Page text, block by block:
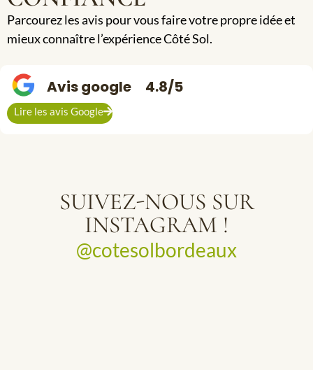
Parcourez les avis pour vous faire votre propre idée et
mieux connaître l’expérience Côté Sol.
Avis google 4.8/5
Lire les avis Google
SUIVEZ-NOUS SUR
INSTAGRAM !
@cotesolbordeaux